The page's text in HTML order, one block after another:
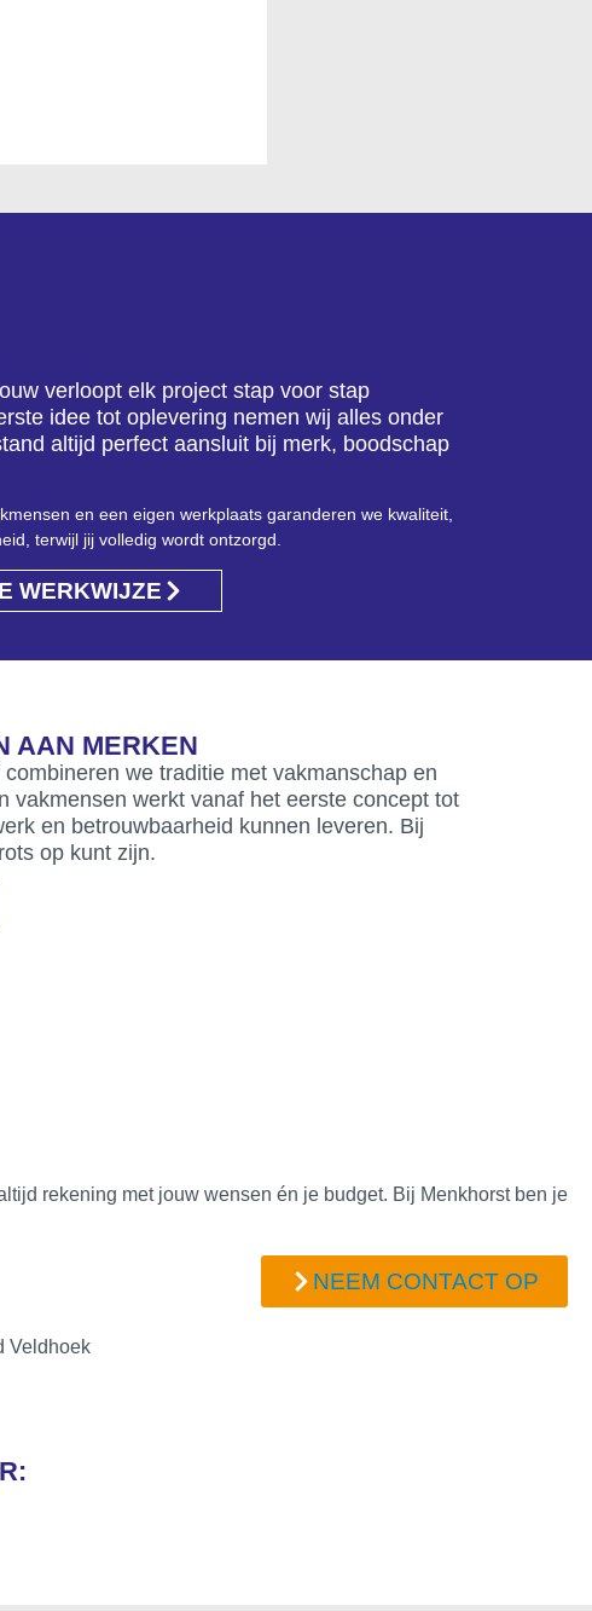
verloopt elk project stap voor stap
idee tot oplevering nemen wij alles onder
altijd perfect aansluit bij merk, boodschap
en een eigen werkplaats garanderen we kwaliteit,
terwijl jij volledig wordt ontzorgd.
WERKWIJZE
AAN MERKEN
we traditie met vakmanschap en
vakmensen werkt vanaf het eerste concept tot
en betrouwbaarheid kunnen leveren. Bij
op kunt zijn.
rekening met jouw wensen én je budget. Bij Menkhorst ben je
NEEM CONTACT OP